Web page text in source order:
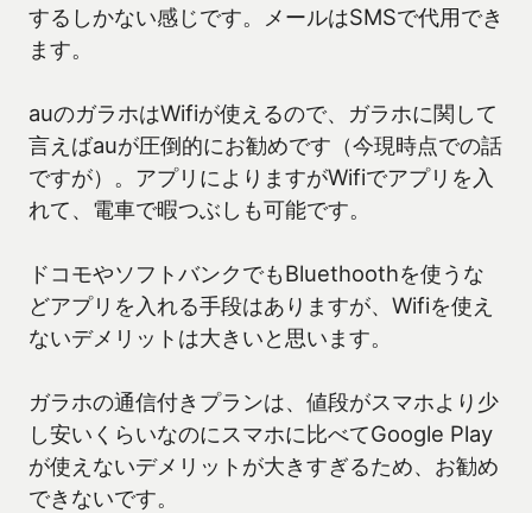
するしかない感じです。メールはSMSで代用でき
ます。
auのガラホはWifiが使えるので、ガラホに関して
言えばauが圧倒的にお勧めです（今現時点での話
ですが）。アプリによりますがWifiでアプリを入
れて、電車で暇つぶしも可能です。
ドコモやソフトバンクでもBluethoothを使うな
どアプリを入れる手段はありますが、Wifiを使え
ないデメリットは大きいと思います。
ガラホの通信付きプランは、値段がスマホより少
し安いくらいなのにスマホに比べてGoogle Play
が使えないデメリットが大きすぎるため、お勧め
できないです。